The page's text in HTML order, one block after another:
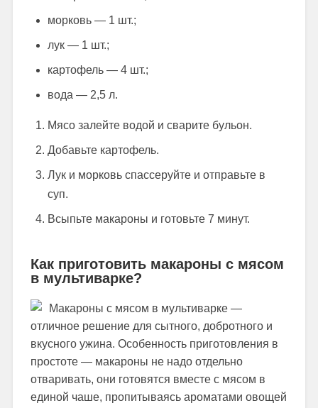
морковь — 1 шт.;
лук — 1 шт.;
картофель — 4 шт.;
вода — 2,5 л.
Мясо залейте водой и сварите бульон.
Добавьте картофель.
Лук и морковь спассеруйте и отправьте в
суп.
Всыпьте макароны и готовьте 7 минут.
Как приготовить макароны с мясом
в мультиварке?
Макароны с мясом в мультиварке —
отличное решение для сытного, добротного и
вкусного ужина. Особенность приготовления в
простоте — макароны не надо отдельно
отваривать, они готовятся вместе с мясом в
единой чаше, пропитываясь ароматами овощей